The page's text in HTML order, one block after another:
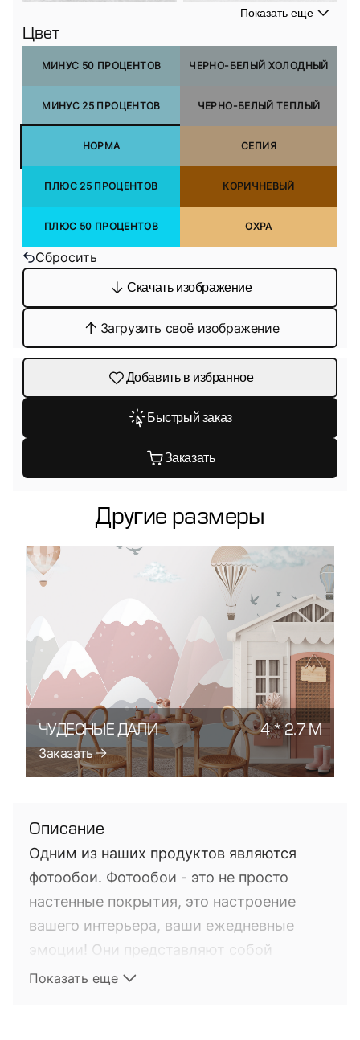
Показать еще
Цвет
МИНУС 50 ПРОЦЕНТОВ
МИНУС 25 ПРОЦЕНТОВ
НОРМА
ПЛЮС 25 ПРОЦЕНТОВ
ПЛЮС 50 ПРОЦЕНТОВ
ЧЕРНО-БЕЛЫЙ ХОЛОДНЫЙ
ЧЕРНО-БЕЛЫЙ ТЕПЛЫЙ
СЕПИЯ
КОРИЧНЕВЫЙ
ОХРА
Сбросить
Скачать изображение
Загрузить своё изображение
Добавить в избранное
Быстрый заказ
Заказать
Другие размеры
ЧУДЕСНЫЕ ДАЛИ 4 * 2.7 М
Заказать
Описание
Одним из наших продуктов являются
фотообои. Фотообои - это не просто
настенные покрытия, это настроение
вашего интерьера, ваши ежедневные
эмоции! Они представляют собой
фотопечать на настенных покрытиях. Это
Показать еще